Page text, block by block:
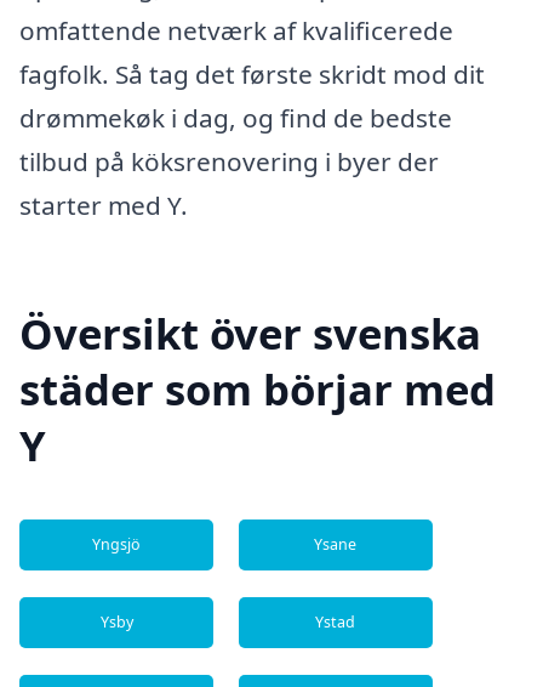
omfattende netværk af kvalificerede
fagfolk. Så tag det første skridt mod dit
drømmekøk i dag, og find de bedste
tilbud på köksrenovering i byer der
starter med Y.
Översikt över svenska
städer som börjar med
Y
Yngsjö Ysane
Ysby Ystad